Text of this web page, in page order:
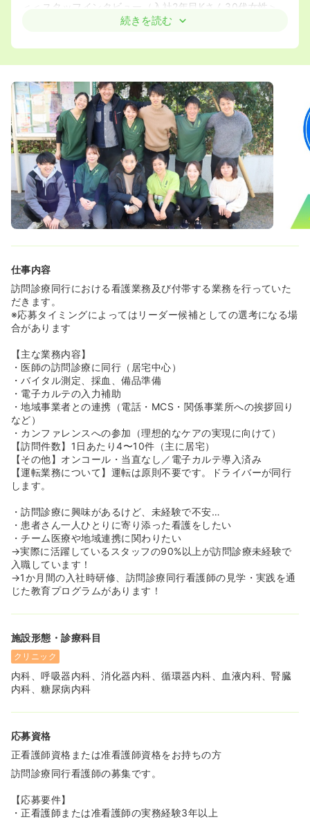
＜＜スタッフインタビュー（入社2年目Kさん30代女性＞
し訳なさを感じていたところに、あさがおクリニックを見
合う風土なので挑戦しようと思えました！実際、今では毎
日楽しく働くことができています。他院の事務長さんとチ
ャットツールで気軽に連絡を取ることもでき、悩みを共有
できるのが嬉しいです。病棟勤務の時とは違い、現場に出
ながら数字管理や業務改善など経営に携われるのも大きな
やりがいです！」
＜訪問診療を初めてやってみた感想＞
「病棟時代は医師の指示が第一でしたが、当院では“患者さ
ん第一”という理念があります。
リスクがあっても、その方にとって意味のある時間をどう
過ごせるか、チームで一緒に考える文化が好きです。先生
方もフラットに意見を聞いてくださり、まとまっていない
人としても看護師としても成長できる環境だと感じていま
す。」
【キャリアステップの実例】
• 最短3ヶ月で事務長（管理者）登用の実績あり
• 1年で看護師マネージャーから2年でエリアマネージャー
に進んだ先輩も在籍
• P/L管理など数字面も含めたマネジメント研修を提供
• 院の立ち上げやチームビルディングに携わるチャンスあ
り
• 社内異動も柔軟で、人事やバックオフィスへの異動、新
規開設部署へのチャレンジも可能
• 希望者はコンサル出身の役員との1on1など、ビジネス職
のメンバーと関わることも可能
「未経験だけど挑戦したい」という想いを歓迎し、チャッ
トツールなどでいつでも相談できる風通しのよいカルチャ
ーの中で、一歩ずつ成長していけます。
＜こんな方にピッタリ！＞
・看護の質を高め、チーム医療を前に進めたい
・患者さんの想いを叶えられないモヤモヤを解消したい
・家庭も大事だけどキャリアも諦めたくない
・医療の現場×ビジネスの世界で活躍したい
続きを読む
仕事内容
訪問診療同行における看護業務及び付帯する業務を行っていた
だきます。
※応募タイミングによってはリーダー候補としての選考になる場
合があります
【主な業務内容】
・医師の訪問診療に同行（居宅中心）
・バイタル測定、採血、備品準備
・電子カルテの入力補助
・地域事業者との連携（電話・MCS・関係事業所への挨拶回り
など）
・カンファレンスへの参加（理想的なケアの実現に向けて）
【訪問件数】1日あたり4〜10件（主に居宅）
【その他】オンコール・当直なし／電子カルテ導入済み
【運転業務について】運転は原則不要です。ドライバーが同行
します。
・訪問診療に興味があるけど、未経験で不安…
・患者さん一人ひとりに寄り添った看護をしたい
・チーム医療や地域連携に関わりたい
→実際に活躍しているスタッフの90%以上が訪問診療未経験で
入職しています！
→1か月間の入社時研修、訪問診療同行看護師の見学・実践を通
じた教育プログラムがあります！
施設形態・診療科目
クリニック
内科、呼吸器内科、消化器内科、循環器内科、血液内科、腎臓
内科、糖尿病内科
応募資格
正看護師資格または准看護師資格をお持ちの方
訪問診療同行看護師の募集です。
【応募要件】
・正看護師または准看護師の実務経験3年以上